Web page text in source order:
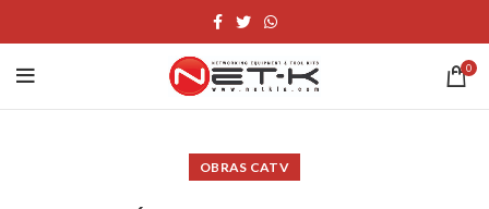
0
OBRAS CATV